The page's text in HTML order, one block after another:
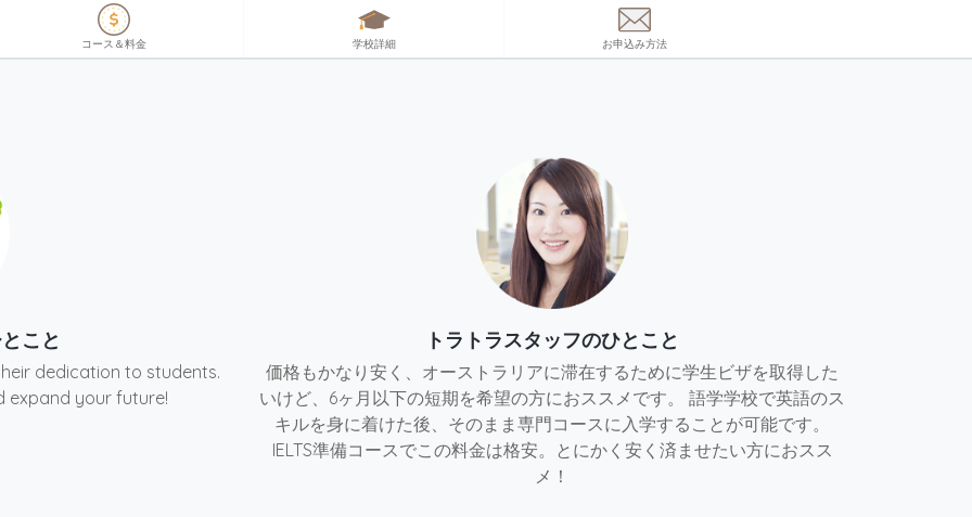
コース＆料金 学校詳細 お申込み方法
こと
dedication to students.
expand your future!
トラトラスタッフのひとこと
価格もかなり安く、オーストラリアに滞在するために学生ビザを取得した
いけど、6ヶ月以下の短期を希望の方におススメです。 語学学校で英語のス
キルを身に着けた後、そのまま専門コースに入学することが可能です。
IELTS準備コースでこの料金は格安。とにかく安く済ませたい方におスス
メ！